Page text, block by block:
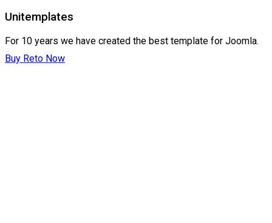
Unitemplates
For 10 years we have created the best template for Joomla.
Buy Reto Now